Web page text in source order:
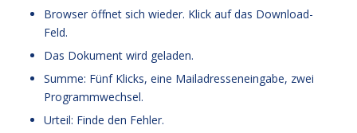
Browser öffnet sich wieder. Klick auf das Download-
Feld.
Das Dokument wird geladen.
Summe: Fünf Klicks, eine Mailadresseneingabe, zwei
Programmwechsel.
Urteil: Finde den Fehler.